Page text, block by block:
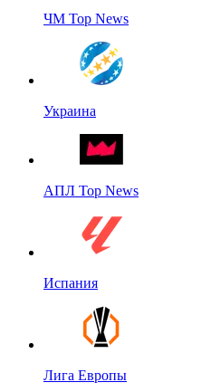
ЧМ Top News
Украина
АПЛ Top News
Испания
Лига Европы